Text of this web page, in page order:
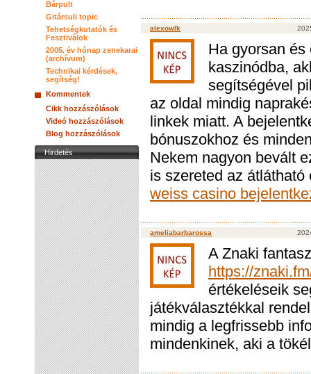
Bárpult
Gitársuli topic
Tehetségkutatók és
Fesztiválok
2005. év hónap zenekarai
(archívum)
Technikai kérdések,
segítség!
Kommentek
Cikk hozzászólások
Videó hozzászólások
Blog hozzászólások
Hirdetés
alexowlk
Ha gyorsan
kaszinódba,
segítségével
az oldal mindig
linkek miatt. A
bónuszokhoz és
Nekem nagyon bevált
is szereted az
weiss casino
ameliabarbarossa
A Znaki
https://
értékeléseik
játékválasztékkal
mindig a legfrissebb
mindenkinek, aki a